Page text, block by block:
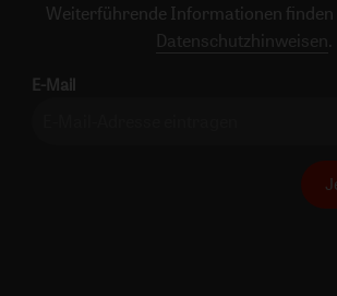
Weiterführende Informationen finden
Datenschutzhinweisen .
E-Mail